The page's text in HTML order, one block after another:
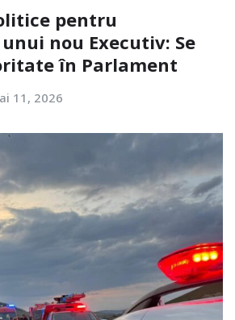
pentru
nou Executiv: Se
în Parlament
11, 2026